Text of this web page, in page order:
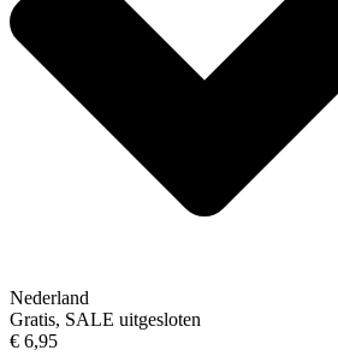
Nederland
Gratis, SALE uitgesloten
€ 6,95